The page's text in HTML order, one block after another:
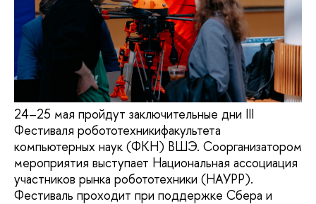
24–25 мая пройдут заключительные дни III
Фестиваля робототехникифакультета
компьютерных наук (ФКН) ВШЭ. Соорганизатором
мероприятия выступает Национальная ассоциация
участников рынка робототехники (НАУРР).
Фестиваль проходит при поддержке Сбера и